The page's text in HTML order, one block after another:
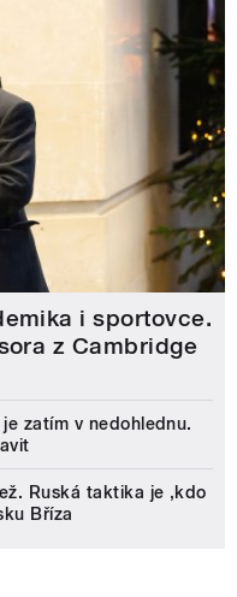
i sportovce.
z Cambridge
zatím v nedohlednu.
Ruská taktika je ‚kdo
Bříza